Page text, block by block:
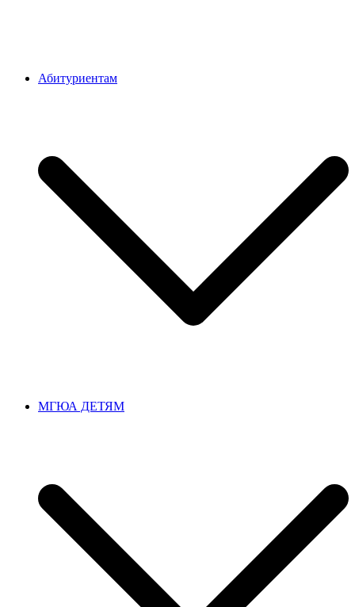
Абитуриентам
МГЮА ДЕТЯМ